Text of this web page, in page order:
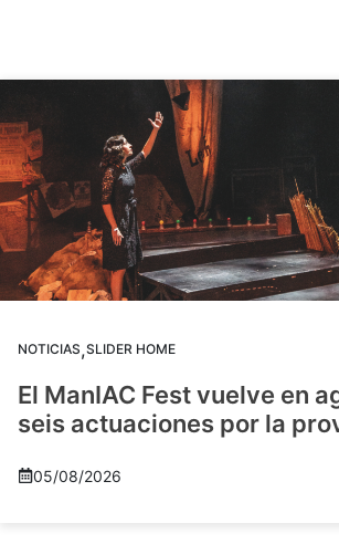
NOTICIAS,SLIDER HOME
El ManIAC Fest vuelve en
seis actuaciones por la
05/08/2026